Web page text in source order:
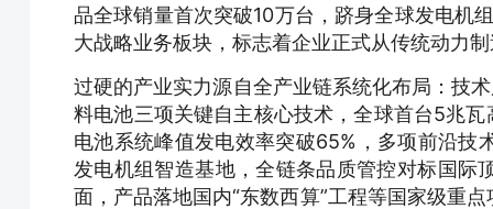
品全球销量首次突破10万台，跻身全球发电机
大战略业务板块，标志着企业正式从传统动力
过硬的产业实力源自全产业链系统化布局：技
料电池三项关键自主核心技术，全球首台5兆
电池系统峰值发电效率突破65%，多项前沿技
发电机组智造基地，全链条品质管控对标国际
面，产品落地国内“东数西算”工程等国家级重